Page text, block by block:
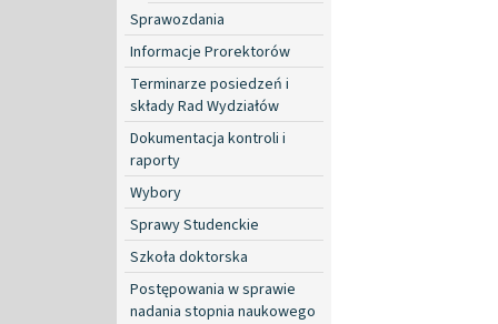
Sprawozdania
Informacje Prorektorów
Terminarze posiedzeń i
składy Rad Wydziałów
Dokumentacja kontroli i
raporty
Wybory
Sprawy Studenckie
Szkoła doktorska
Postępowania w sprawie
nadania stopnia naukowego